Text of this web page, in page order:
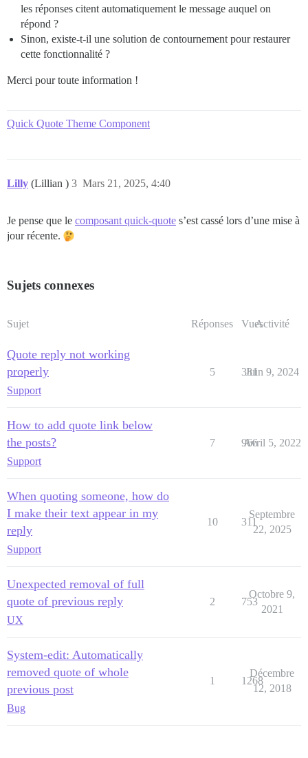
les réponses citent automatiquement le message auquel on
répond ?
Sinon, existe-t-il une solution de contournement pour restaurer
cette fonctionnalité ?
Merci pour toute information !
Quick Quote Theme Component
Lilly (Lillian ) Mars 21, 2025, 4:40
3
Je pense que le composant quick-quote s’est cassé lors d’une mise à
jour récente.
Sujets connexes
Sujet Réponses VuesActivité
Quote reply not working
properly
Support
5 381
Juin 9, 2024
How to add quote link below
the posts?
Support
7 966
Avril 5, 2022
When quoting someone, how do
I make their text appear in my
reply
Support
10 311
Septembre
22, 2025
Unexpected removal of full
quote of previous reply
UX
2 753
Octobre 9,
2021
System-edit: Automatically
removed quote of whole
previous post
Bug
1 1268
Décembre
12, 2018